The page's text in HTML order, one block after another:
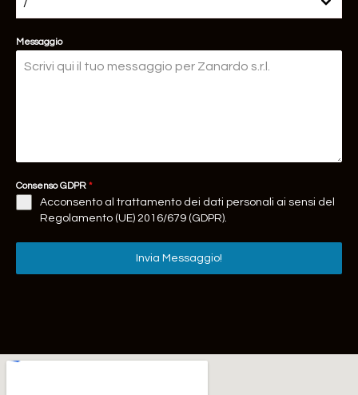
/
Messaggio
Consenso GDPR *
Acconsento al trattamento dei dati personali ai sensi del
Regolamento (UE) 2016/679 (GDPR).
Invia Messaggio!